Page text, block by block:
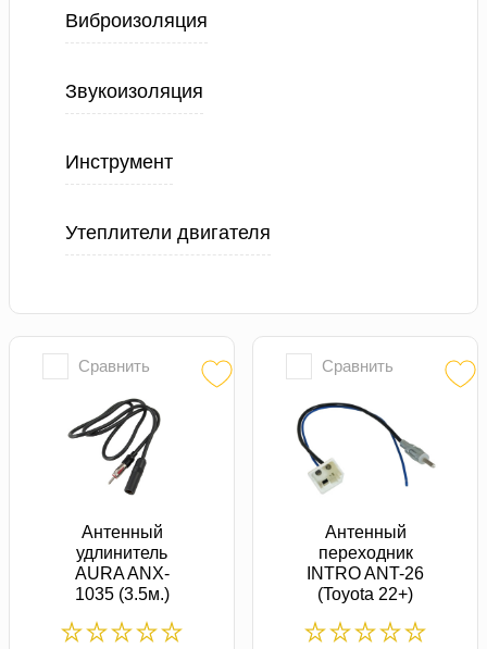
Виброизоляция
Звукоизоляция
Инструмент
Утеплители двигателя
Сравнить
Антенный
удлинитель
AURA ANX-
1035 (3.5м.)
Сравнить
Антенный
переходник
INTRO ANT-26
(Toyota 22+)